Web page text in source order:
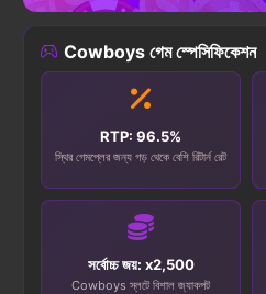
Cowboys গেম স্পেসিফিকেশন
RTP: 96.5%
স্থির গেমপ্লের জন্য গড় থেকে বেশি রিটার্ন রেট
সর্বোচ্চ জয়: x2,500
Cowboys স্লটে বিশাল জ্যাকপট